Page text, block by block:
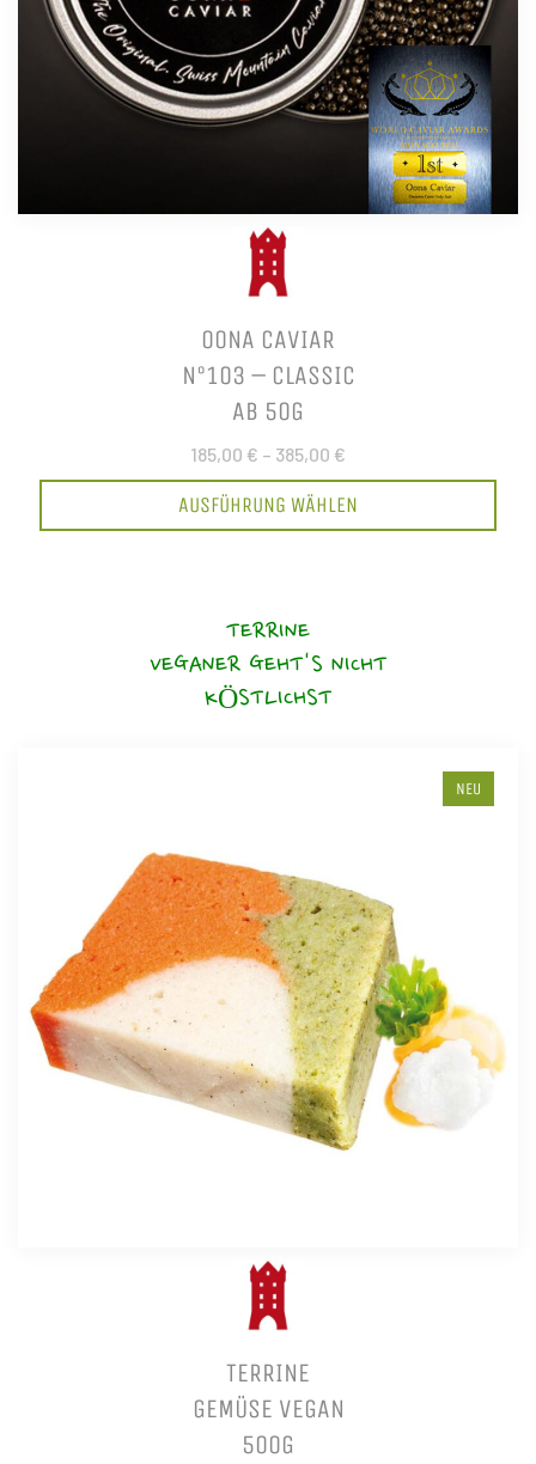
OONA CAVIAR
N°103 – CLASSIC
AB 50G
185,00 € – 385,00 €
AUSFÜHRUNG WÄHLEN
TERRINE
VEGANER GEHT'S NICHT
KÖSTLICHST
NEU
TERRINE
GEMÜSE VEGAN
500G